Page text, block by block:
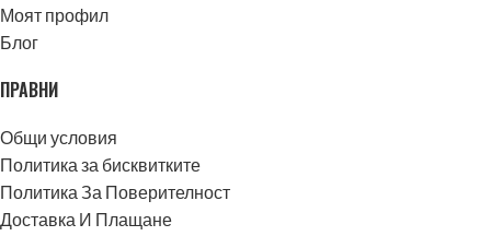
Моят профил
Блог
ПРАВНИ
Общи условия
Политика за бисквитките
Политика За Поверителност
Доставка И Плащане